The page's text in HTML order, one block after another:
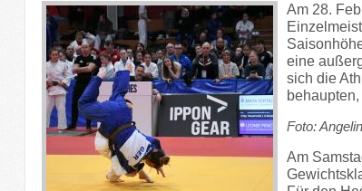
Am 28.
eine
sich die
Foto:
Am